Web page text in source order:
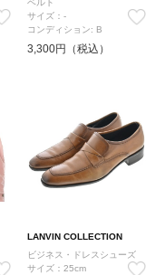
サイズ：-
コンディション: B
3,300円（税込）
LANVIN COLLECTION
ビジネス・ドレスシューズ
サイズ：25cm